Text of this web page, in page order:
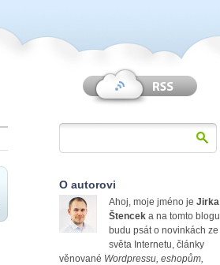
O autorovi
Ahoj, moje jméno je Jirka
Štencek a na tomto blogu
budu psát o novinkách ze
světa Internetu, články
věnované Wordpressu, eshopům,